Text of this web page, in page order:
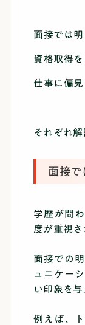
面接では
資格取得
仕事に偏
それぞれ解
面接で
学歴が問
度が重視さ
面接での
ュニケー
い印象を与
例えば、